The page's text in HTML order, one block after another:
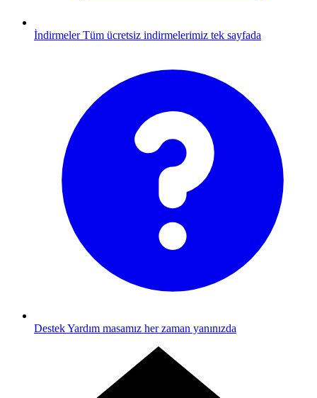
İndirmeler Tüm ücretsiz indirmelerimiz tek sayfada
DestekYardım masamız her zaman yanınızda